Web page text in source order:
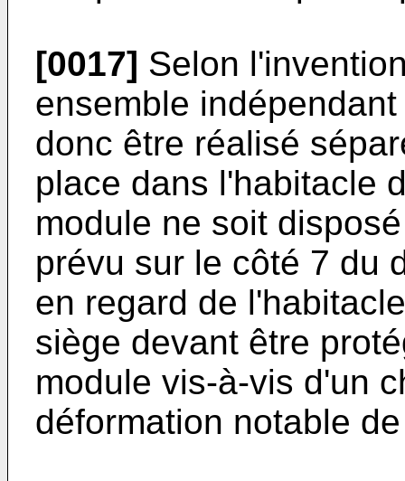
[0017] Selon
ensemble
donc être réalisé
place dans l'habitacle
module ne soit
prévu sur le côté 7 du
en regard de
siège devant être
module vis-à-vis d'un
déformation notable